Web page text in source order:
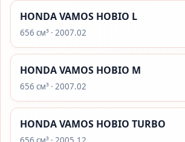
HONDA VAMOS HOBIO L
656 см³ · 2007.02
HONDA VAMOS HOBIO M
656 см³ · 2007.02
HONDA VAMOS HOBIO TURBO